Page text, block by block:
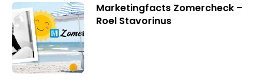
Marketingfacts Zomercheck –
Roel Stavorinus